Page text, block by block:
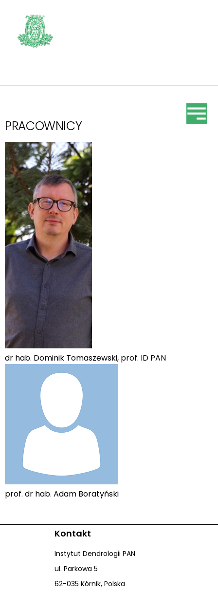
PRACOWNICY
dr hab. Dominik Tomaszewski, prof. ID PAN
prof. dr hab. Adam Boratyński
Kontakt
Instytut Dendrologii PAN
ul. Parkowa 5
62-035 Kórnik, Polska